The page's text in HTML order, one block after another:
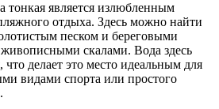
тонкая является излюбленным
отдыха. Здесь можно найти
песком и береговыми
скалами. Вода здесь
что делает это место идеальным для
видами спорта или простого